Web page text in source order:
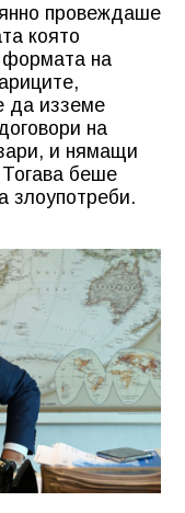
провеждаше
която
формата на
да изземе
на
и нямащи
беше
злоупотреби.